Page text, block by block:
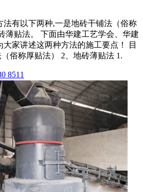
法有以下两种,一是地砖干铺法（俗称
薄贴法。 下面由华建工艺学会、华建
家讲述这两种方法的施工要点！ 目
俗称厚贴法） 2、地砖薄贴法 1.
8511